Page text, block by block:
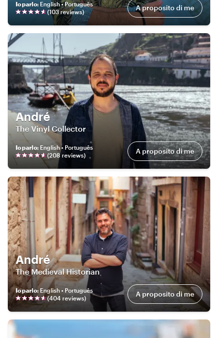
Io parlo: English • Português
(103reviews) A proposito di me
André
The Vinyl Collector
Io parlo: English • Português
(208reviews) A proposito di me
André
The Medieval Historian
Io parlo: English • Português
(404 reviews) A proposito di me